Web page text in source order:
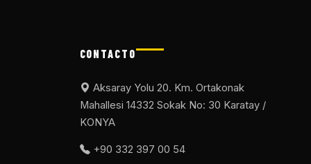
CONTACTO
Aksaray Yolu 20. Km. Ortakonak
Mahallesi 14332 Sokak No: 30 Karatay /
KONYA
+90 332 397 00 54